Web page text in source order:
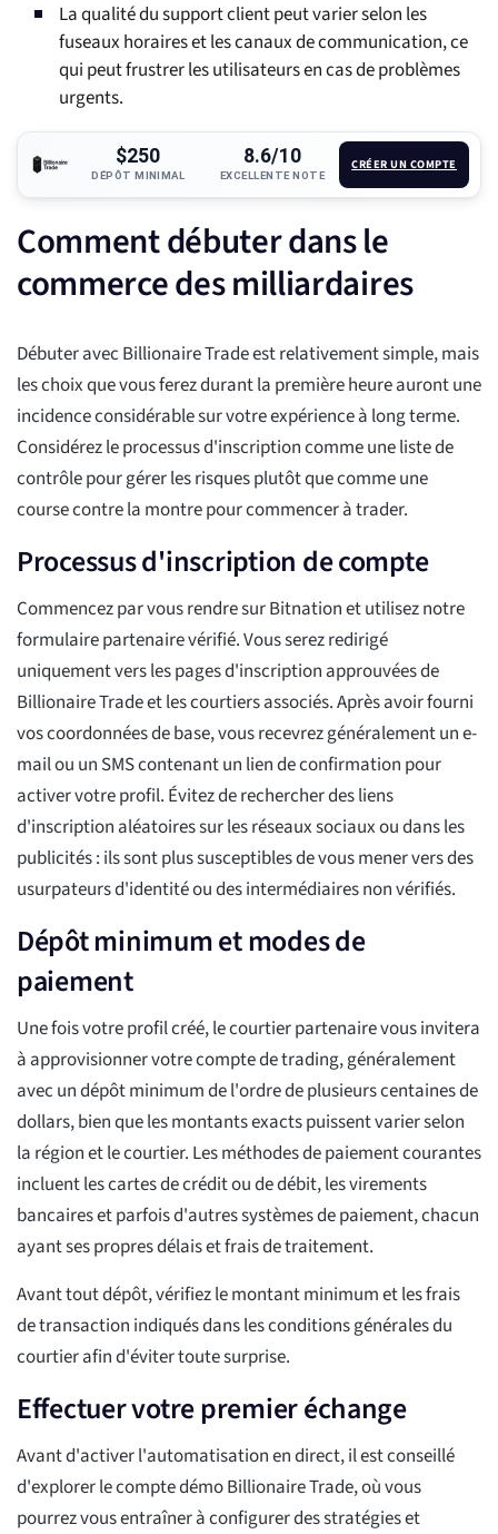
La qualité du support client peut varier selon les
fuseaux horaires et les canaux de communication, ce
qui peut frustrer les utilisateurs en cas de problèmes
urgents.
$250
DÉPÔT MINIMAL
8.6/10
EXCELLENTE NOTE
CRÉER UN COMPTE
Comment débuter dans le
commerce des milliardaires
Débuter avec Billionaire Trade est relativement simple, mais
les choix que vous ferez durant la première heure auront une
incidence considérable sur votre expérience à long terme.
Considérez le processus d'inscription comme une liste de
contrôle pour gérer les risques plutôt que comme une
course contre la montre pour commencer à trader.
Processus d'inscription de compte
Commencez par vous rendre sur Bitnation et utilisez notre
formulaire partenaire vérifié. Vous serez redirigé
uniquement vers les pages d'inscription approuvées de
Billionaire Trade et les courtiers associés. Après avoir fourni
vos coordonnées de base, vous recevrez généralement un e-
mail ou un SMS contenant un lien de confirmation pour
activer votre profil. Évitez de rechercher des liens
d'inscription aléatoires sur les réseaux sociaux ou dans les
publicités : ils sont plus susceptibles de vous mener vers des
usurpateurs d'identité ou des intermédiaires non vérifiés.
Dépôt minimum et modes de
paiement
Une fois votre profil créé, le courtier partenaire vous invitera
à approvisionner votre compte de trading, généralement
avec un dépôt minimum de l'ordre de plusieurs centaines de
dollars, bien que les montants exacts puissent varier selon
la région et le courtier. Les méthodes de paiement courantes
incluent les cartes de crédit ou de débit, les virements
bancaires et parfois d'autres systèmes de paiement, chacun
ayant ses propres délais et frais de traitement.
Avant tout dépôt, vérifiez le montant minimum et les frais
de transaction indiqués dans les conditions générales du
courtier afin d'éviter toute surprise.
Effectuer votre premier échange
Avant d'activer l'automatisation en direct, il est conseillé
d'explorer le compte démo Billionaire Trade, où vous
pourrez vous entraîner à configurer des stratégies et